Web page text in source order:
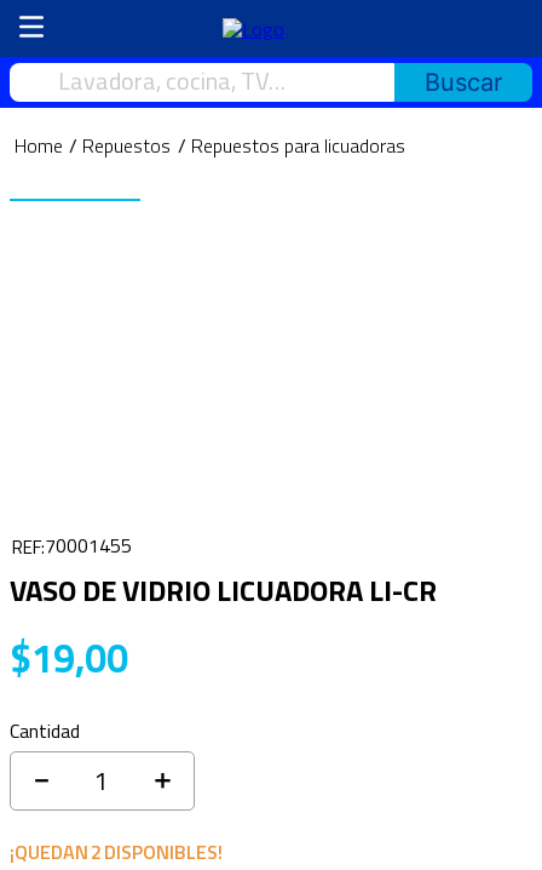
Lavadora, cocina, TV…
Repuestos Repuestos para licuadoras
70001455
VASO DE VIDRIO LICUADORA LI-CR
$19,00
Cantidad
＋
－
¡QUEDAN2DISPONIBLES!